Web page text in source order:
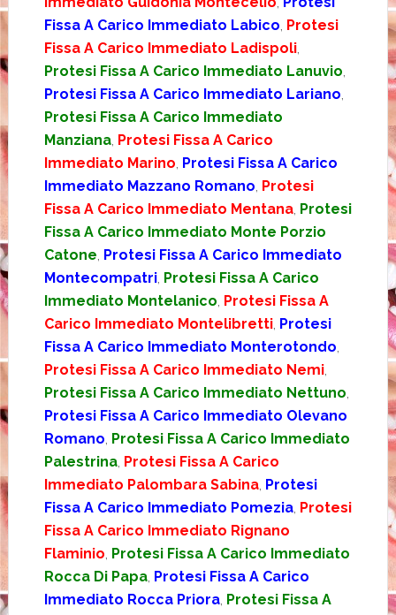
Fissa A Carico Immediato Labico Protesi
Fissa A Carico Immediato Ladispoli,
Protesi Fissa A Carico Immediato Lanuvio
Protesi Fissa A Carico Immediato Lariano
Protesi Fissa A Carico Immediato
Manziana, Protesi Fissa A Carico
Immediato Marino Protesi Fissa A Carico
Immediato Mazzano Romano Protesi
Fissa A Carico Immediato Mentana, Protesi
Fissa A Carico Immediato Monte Porzio
Catone Protesi Fissa A Carico Immediato
Montecompatri, Protesi Fissa A Carico
Immediato Montelanico Protesi Fissa A
Carico Immediato Montelibretti, Protesi
Fissa A Carico Immediato Monterotondo
Protesi Fissa A Carico Immediato Nemi,
Protesi Fissa A Carico Immediato Nettuno
Protesi Fissa A Carico Immediato Olevano
Romano Protesi Fissa A Carico Immediato
Palestrina, Protesi Fissa A Carico
Immediato Palombara Sabina, Protesi
Fissa A Carico Immediato Pomezia, Protesi
Fissa A Carico Immediato Rignano
Flaminio Protesi Fissa A Carico Immediato
Rocca Di Papa, Protesi Fissa A Carico
Immediato Rocca Priora, Protesi Fissa A